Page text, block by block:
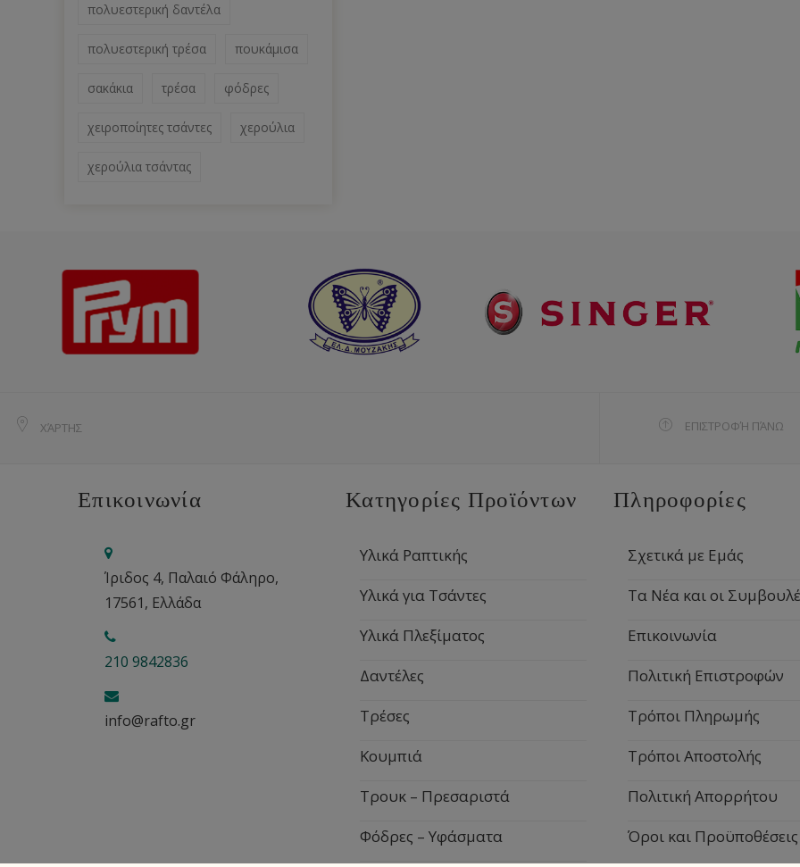
πολυεστερική δαντέλα
πολυεστερική τρέσα πουκάμισα
σακάκια τρέσα φόδρες
χειροποίητες τσάντες χερούλια
χερούλια τσάντας
ΧΆΡΤΗΣ ΕΠΙΣΤΡΟΦΉ ΠΆΝΩ
Επικοινωνία
Ίριδος 4, Παλαιό Φάληρο,
17561, Ελλάδα
210 9842836
info@rafto.gr
Κατηγορίες Προϊόντων
Υλικά Ραπτικής
Υλικά για Τσάντες
Υλικά Πλεξίματος
Δαντέλες
Τρέσες
Κουμπιά
Τρουκ – Πρεσαριστά
Φόδρες – Υφάσματα
Πληροφορίες
Σχετικά με Εμάς
Τα Νέα και οι
Επικοινωνία
Πολιτική Επιστροφών
Τρόποι Πληρωμής
Τρόποι Αποστολής
Πολιτική Απορρήτου
Όροι και Προϋποθέσεις